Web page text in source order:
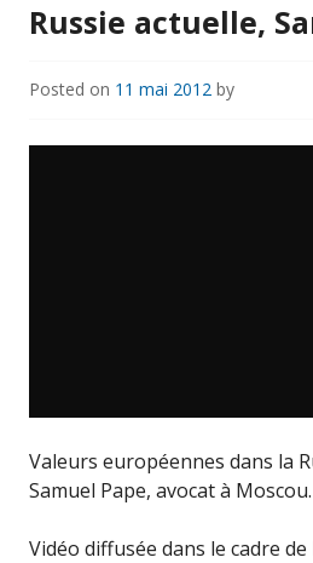
Russie actuelle,
Posted on 11 mai 2012 by
Valeurs européennes dans la
Samuel Pape, avocat à Moscou.
Vidéo diffusée dans le cadre de